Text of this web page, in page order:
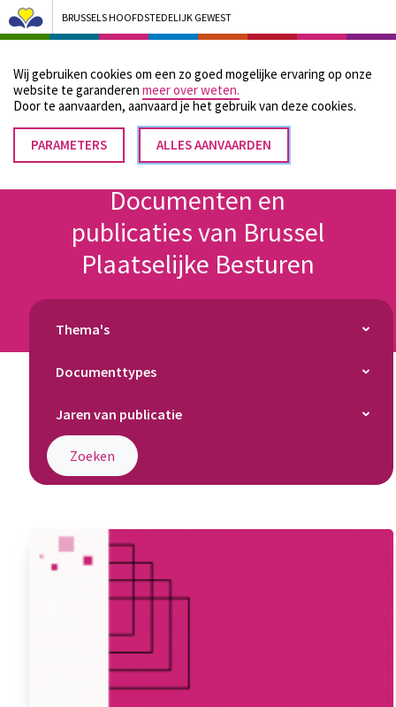
Wij gebruiken cookies om een zo goed mogelijke ervaring op onze
website te garanderen meer over weten.
Door te aanvaarden, aanvaard je het gebruik van deze cookies.
PARAMETERS ALLES AANVAARDEN
TOESTEMMING
INTREKKEN
BRUSSELS HOOFDSTEDELIJK GEWEST
Bruxelles Pouvoirs Locaux - Aller à la page d'accueil
Menu
Kruimelpad
Home Documenten en publicaties van Brussel Plaatselijke Besturen
Documenten en
publicaties van Brussel
Plaatselijke Besturen